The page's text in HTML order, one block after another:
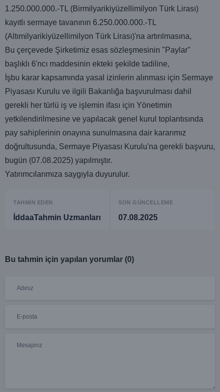
1.250.000.000.-TL (Birmilyarikiyüzellimilyon Türk Lirası)
kayıtlı sermaye tavanının 6.250.000.000.-TL
(Altımilyarikiyüzellimilyon Türk Lirası)'na artırılmasına,
Bu çerçevede Şirketimiz esas sözleşmesinin "Paylar"
başlıklı 6'ncı maddesinin ekteki şekilde tadiline,
İşbu karar kapsamında yasal izinlerin alınması için Sermaye
Piyasası Kurulu ve ilgili Bakanlığa başvurulması dahil
gerekli her türlü iş ve işlemin ifası için Yönetimin
yetkilendirilmesine ve yapılacak genel kurul toplantısında
pay sahiplerinin onayına sunulmasına dair kararımız
doğrultusunda, Sermaye Piyasası Kurulu'na gerekli başvuru,
bugün (07.08.2025) yapılmıştır.
Yatırımcılarımıza saygıyla duyurulur.
TAHMIN EDEN
İddaaTahmin Uzmanları
SON GÜNCELLEME
07.08.2025
Bu tahmin için yapılan yorumlar (0)